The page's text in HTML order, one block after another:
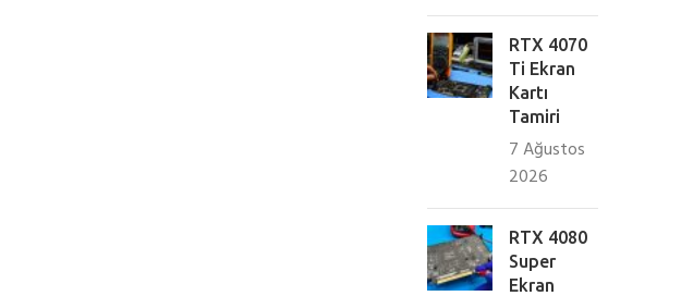
RTX 4070
Ti Ekran
Kartı
Tamiri
7 Ağustos
2026
RTX 4080
Super
Ekran